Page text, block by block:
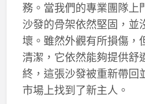
務。當我們的專業團隊上
沙發的骨架依然堅固，並
壞。雖然外觀有所損傷，
清潔，它依然能夠提供舒
終，這張沙發被重新帶回
市場上找到了新主人。